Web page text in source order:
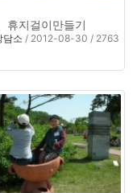
휴지걸이만들기
담소 / 2012-08-30 / 2763